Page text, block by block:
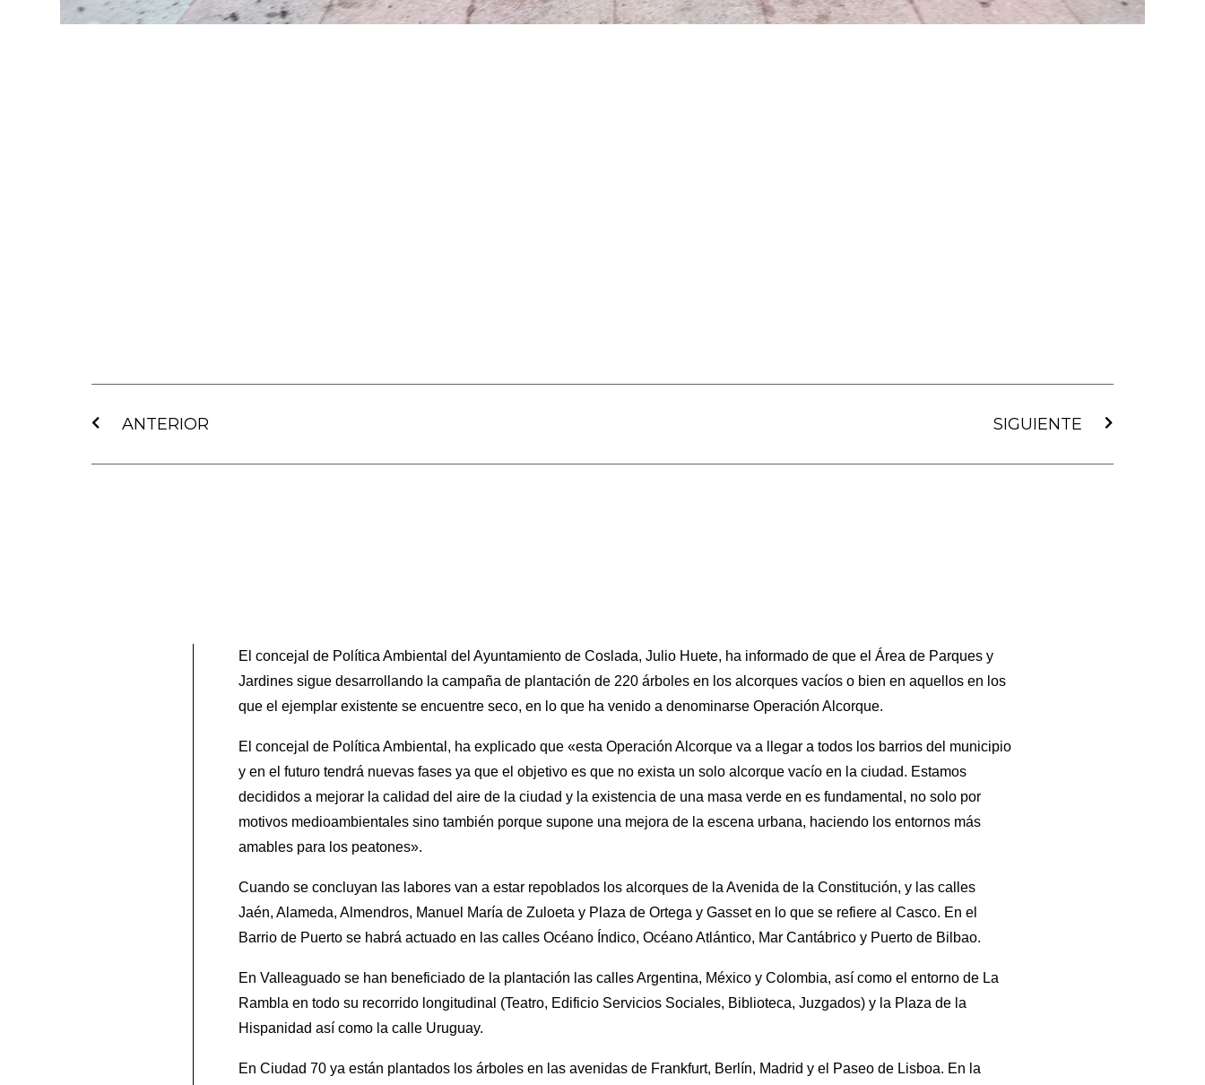
ANTERIOR SIGUIENTE
El concejal de Política Ambiental del Ayuntamiento de Coslada, Julio Huete, ha informado de que el Área de Parques y
Jardines sigue desarrollando la campaña de plantación de 220 árboles en los alcorques vacíos o bien en aquellos en los
que el ejemplar existente se encuentre seco, en lo que ha venido a denominarse Operación Alcorque.
El concejal de Política Ambiental, ha explicado que «esta Operación Alcorque va a llegar a todos los barrios del municipio
y en el futuro tendrá nuevas fases ya que el objetivo es que no exista un solo alcorque vacío en la ciudad. Estamos
decididos a mejorar la calidad del aire de la ciudad y la existencia de una masa verde en es fundamental, no solo por
motivos medioambientales sino también porque supone una mejora de la escena urbana, haciendo los entornos más
amables para los peatones».
Cuando se concluyan las labores van a estar repoblados los alcorques de la Avenida de la Constitución, y las calles
Jaén, Alameda, Almendros, Manuel María de Zuloeta y Plaza de Ortega y Gasset en lo que se refiere al Casco. En el
Barrio de Puerto se habrá actuado en las calles Océano Índico, Océano Atlántico, Mar Cantábrico y Puerto de Bilbao.
En Valleaguado se han beneficiado de la plantación las calles Argentina, México y Colombia, así como el entorno de La
Rambla en todo su recorrido longitudinal (Teatro, Edificio Servicios Sociales, Biblioteca, Juzgados) y la Plaza de la
Hispanidad así como la calle Uruguay.
En Ciudad 70 ya están plantados los árboles en las avenidas de Frankfurt, Berlín, Madrid y el Paseo de Lisboa. En la